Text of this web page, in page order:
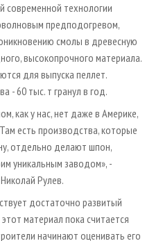
современной технологии
предподогревом,
смолы в древесную
высокопрочного материала.
для выпуска пеллет.
- 60 тыс. т гранул в год.
как у нас, нет даже в Америке,
есть производства, которые
отдельно делают шпон,
уникальным заводом», -
Рулев.
достаточно развитый
материал пока считается
начинают оценивать его